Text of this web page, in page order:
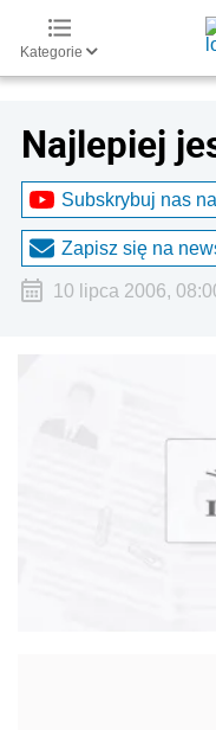
Kategorie
Najlepiej
Subskrybuj nas
Zapisz się na
10 lipca 2006,